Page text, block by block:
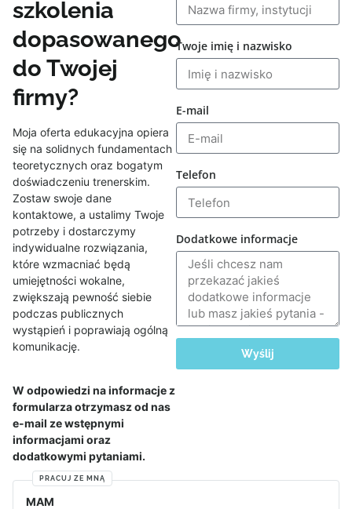
szkolenia
dopasowanego
do Twojej
firmy?
Moja oferta edukacyjna opiera
się na solidnych fundamentach
teoretycznych oraz bogatym
doświadczeniu trenerskim.
Zostaw swoje dane
kontaktowe, a ustalimy Twoje
potrzeby i dostarczymy
indywidualne rozwiązania,
które wzmacniać będą
umiejętności wokalne,
zwiększają pewność siebie
podczas publicznych
wystąpień i poprawiają ogólną
komunikację.
W odpowiedzi na informacje z
formularza otrzymasz od nas
e-mail ze wstępnymi
informacjami oraz
dodatkowymi pytaniami.
Twoje imię i nazwisko
E-mail
Telefon
Dodatkowe informacje
Wyślij
MAM
PRACUJ ZE MNĄ